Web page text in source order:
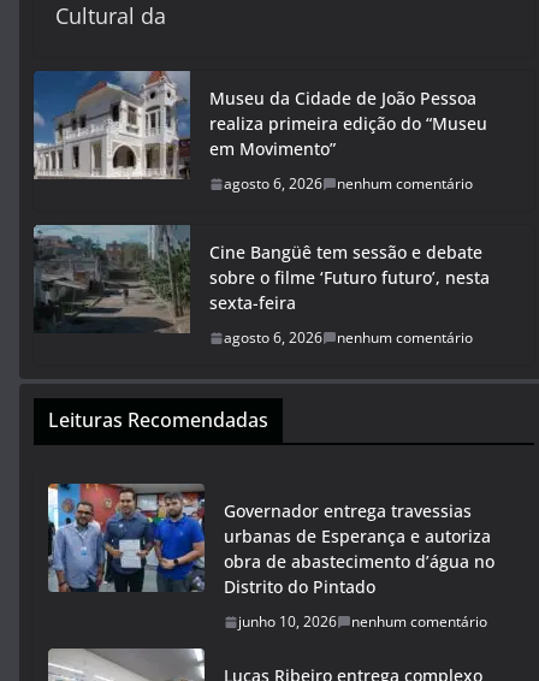
Cultural da
Museu da Cidade de João Pessoa
realiza primeira edição do “Museu
em Movimento”
agosto 6, 2026 nenhum comentário
Cine Bangüê tem sessão e debate
sobre o filme ‘Futuro futuro’, nesta
sexta-feira
agosto 6, 2026 nenhum comentário
Leituras Recomendadas
Governador entrega travessias
urbanas de Esperança e autoriza
obra de abastecimento d’água no
Distrito do Pintado
junho 10, 2026 nenhum comentário
Lucas Ribeiro entrega complexo